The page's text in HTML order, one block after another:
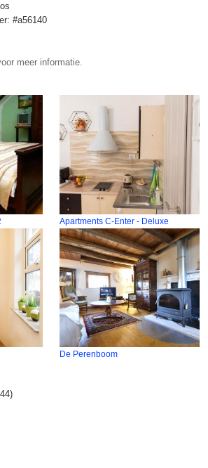
#a56140
meer informatie.
Apartments C-Enter - Deluxe
De Perenboom